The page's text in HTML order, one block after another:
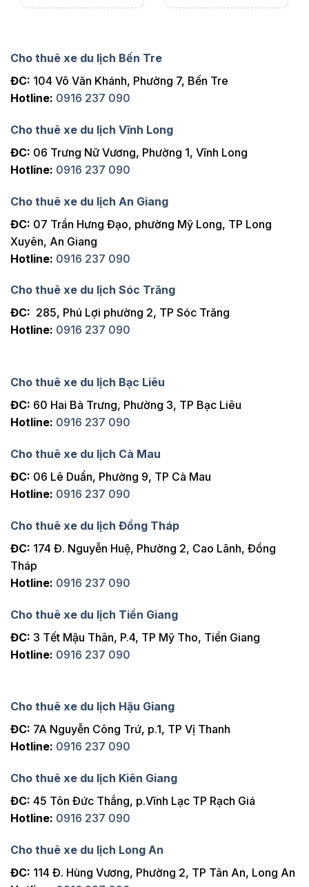
Cho thuê xe du lịch Bến Tre
ĐC: 104 Võ Văn Khánh, Phường 7, Bến Tre
Hotline: 0916 237 090
Cho thuê xe du lịch Vĩnh Long
ĐC: 06 Trưng Nữ Vương, Phường 1, Vĩnh Long
Hotline: 0916 237 090
Cho thuê xe du lịch An Giang
ĐC: 07 Trần Hưng Đạo, phường Mỹ Long, TP Long
Xuyên, An Giang
Hotline: 0916 237 090
Cho thuê xe du lịch Sóc Trăng
ĐC: 285, Phú Lợi phường 2, TP Sóc Trăng
Hotline: 0916 237 090
Cho thuê xe du lịch Bạc Liêu
ĐC: 60 Hai Bà Trưng, Phường 3, TP Bạc Liêu
Hotline: 0916 237 090
Cho thuê xe du lịch Cà Mau
ĐC: 06 Lê Duẩn, Phường 9, TP Cà Mau
Hotline: 0916 237 090
Cho thuê xe du lịch Đồng Tháp
ĐC: 174 Đ. Nguyễn Huệ, Phường 2, Cao Lãnh, Đồng
Tháp
Hotline: 0916 237 090
Cho thuê xe du lịch Tiền Giang
ĐC: 3 Tết Mậu Thân, P.4, TP Mỹ Tho, Tiền Giang
Hotline: 0916 237 090
Cho thuê xe du lịch Hậu Giang
ĐC: 7A Nguyễn Công Trứ, p.1, TP Vị Thanh
Hotline: 0916 237 090
Cho thuê xe du lịch Kiên Giang
ĐC: 45 Tôn Đức Thắng, p.Vĩnh Lạc TP Rạch Giá
Hotline: 0916 237 090
Cho thuê xe du lịch Long An
ĐC: 114 Đ. Hùng Vương, Phường 2, TP Tân An, Long An